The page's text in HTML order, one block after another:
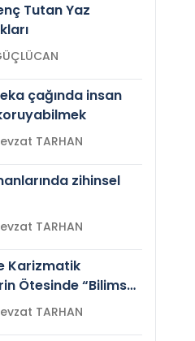
Tutan Yaz
GÜÇLÜCAN
çağında insan
Prof.Dr. Nevzat TARHAN
zihinsel
Prof.Dr. Nevzat TARHAN
Karizmatik
Ötesinde “Bilimsel
Prof.Dr. Nevzat TARHAN